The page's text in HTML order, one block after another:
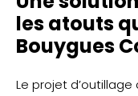
les atouts
Bouygues
Le projet